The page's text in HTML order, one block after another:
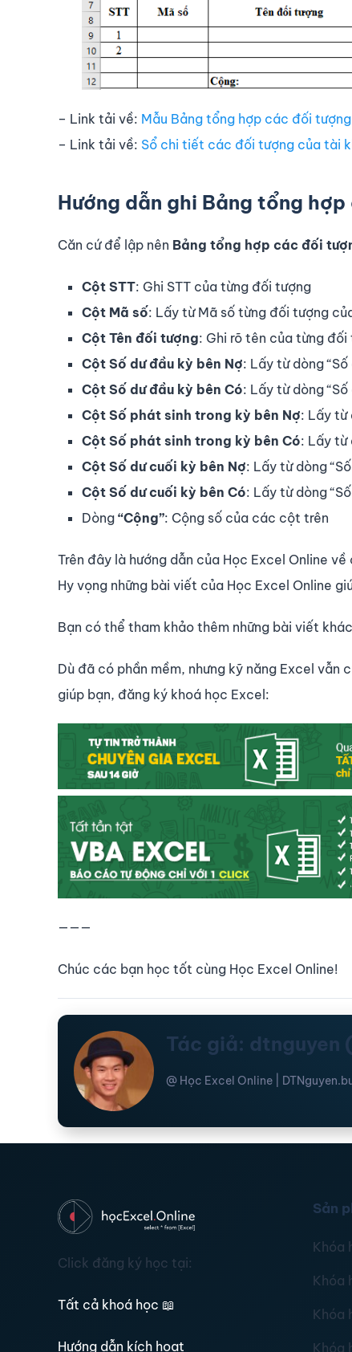
– Link tải về: Mẫu Bảng tổng hợp các đối
– Link tải về: Sổ chi tiết các đối tượng của tài
Hướng dẫn ghi Bảng tổng
Căn cứ để lập nên Bảng tổng hợp các đối
Cột STT: Ghi STT của từng đối tượng
Cột Mã số: Lấy từ Mã số từng đối tượng
Cột Tên đối tượng: Ghi rõ tên của từng
Cột Số dư đầu kỳ bên Nợ: Lấy từ dòng
Cột Số dư đầu kỳ bên Có: Lấy từ dòng
Cột Số phát sinh trong kỳ bên Nợ: Lấy từ
Cột Số phát sinh trong kỳ bên Có: Lấy từ
Cột Số dư cuối kỳ bên Nợ: Lấy từ dòng
Cột Số dư cuối kỳ bên Có: Lấy từ dòng
Dòng “Cộng”: Cộng số của các cột trên
Trên đây là hướng dẫn của Học Excel Online
Hy vọng những bài viết của Học Excel Online
Bạn có thể tham khảo thêm những bài viết
Dù đã có phần mềm, nhưng kỹ năng Excel
giúp bạn, đăng ký khoá học Excel:
———
Chúc các bạn học tốt cùng Học Excel Online!
Tác giả: dtnguyen
@ Học Excel Online |
Click đăng ký học tại:
Tất cả khoá học 📖
Hướng dẫn kích hoạt
Sản
Khóa
Khóa
Khóa
Khóa